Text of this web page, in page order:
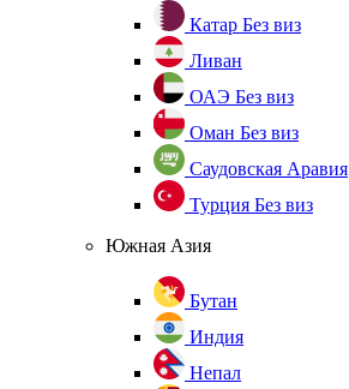
Катар Без виз
Ливан
ОАЭ Без виз
Оман Без виз
Саудовская Аравия
Турция Без виз
Южная Азия
Бутан
Индия
Непал